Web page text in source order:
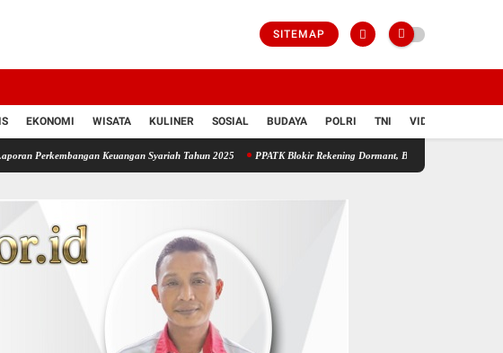
SITEMAP
EKONOMI WISATA KULINER SOSIAL BUDAYA POLRI TNI VIDIO
Keuangan Syariah Tahun 2025 PPATK Blokir Rekening Dormant, Bank Kalbar Tegaskan Dana